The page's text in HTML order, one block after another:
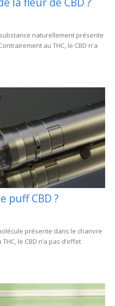
naturellement présente
au THC, le CBD n'a
puff CBD ?
présente dans le chanvre
le CBD n’a pas d’effet